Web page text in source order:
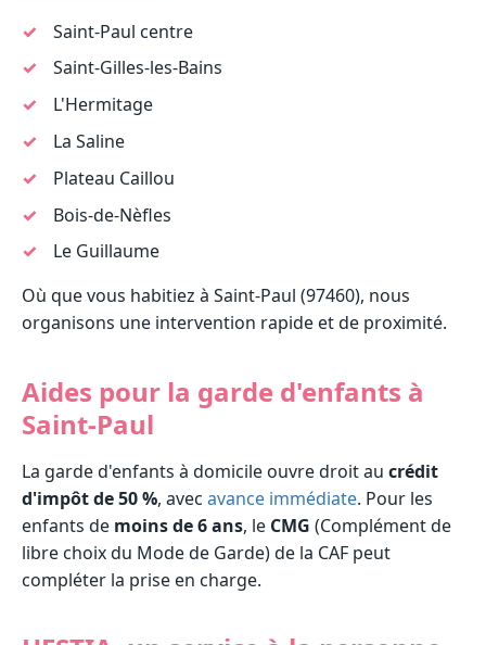
Saint-Paul centre
Saint-Gilles-les-Bains
L'Hermitage
La Saline
Plateau Caillou
Bois-de-Nèfles
Le Guillaume
Où que vous habitiez à Saint-Paul (97460), nous
organisons une intervention rapide et de proximité.
Aides pour la garde d'enfants à
Saint-Paul
La garde d'enfants à domicile ouvre droit au crédit
d'impôt de 50 %, avec avance immédiate. Pour les
enfants de moins de 6 ans, le CMG (Complément de
libre choix du Mode de Garde) de la CAF peut
compléter la prise en charge.